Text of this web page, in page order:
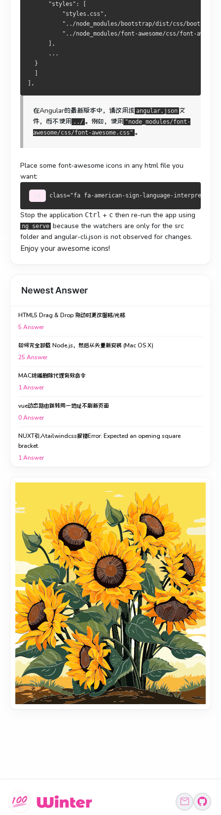
      "styles": [
          "styles.css",
"../node_modules/bootstrap/dist/css/
"../node_modules/font-awesome/css/font-
      ],
      ...
  }
],
在Angular的最新版本中，请改用该 angular.json 文
件，而不使用 ../ 。 例如，使用 "node_modules/font-
awesome/css/font-awesome.css" 。
Place some font-awesome icons in any html file you
want:
<i class="fa fa-american-sign-language-interpreting
Stop the application Ctrl + c then re-run the app using
ng serve because the watchers are only for the src
folder and angular-cli.json is not observed for changes.
Enjoy your awesome icons!
Newest Answer
HTML5 Drag & Drop 拖动时更改图标/光标
5 Answer
如何完全卸载 Node.js，然后从头重新安装 (Mac OS X)
25 Answer
MAC终端删除代理有效命令
1Answer
vue动态路由跳转同一地址不刷新页面
0Answer
NUXT引入tailwindcss报错Error: Expected an opening square
bracket.
1Answer